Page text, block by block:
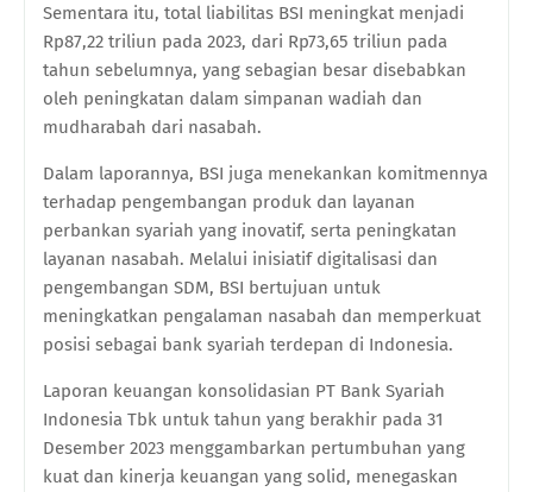
Sementara itu, total liabilitas BSI meningkat menjadi
Rp87,22 triliun pada 2023, dari Rp73,65 triliun pada
tahun sebelumnya, yang sebagian besar disebabkan
oleh peningkatan dalam simpanan wadiah dan
mudharabah dari nasabah.
Dalam laporannya, BSI juga menekankan komitmennya
terhadap pengembangan produk dan layanan
perbankan syariah yang inovatif, serta peningkatan
layanan nasabah. Melalui inisiatif digitalisasi dan
pengembangan SDM, BSI bertujuan untuk
meningkatkan pengalaman nasabah dan memperkuat
posisi sebagai bank syariah terdepan di Indonesia.
Laporan keuangan konsolidasian PT Bank Syariah
Indonesia Tbk untuk tahun yang berakhir pada 31
Desember 2023 menggambarkan pertumbuhan yang
kuat dan kinerja keuangan yang solid, menegaskan